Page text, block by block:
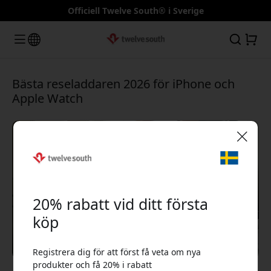
Officiell Twelve South® i Sverige
Bästa reseladdaren 2026 för iPhone och
Apple Watch
20% rabatt vid ditt första
köp
Registrera dig för att först få veta om nya
produkter och få 20% i rabatt
🎉 Din rabattkod:
Använd denna kod i kassan för att få 20% rabatt.